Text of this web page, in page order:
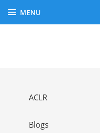
MENU
ACLR
Blogs